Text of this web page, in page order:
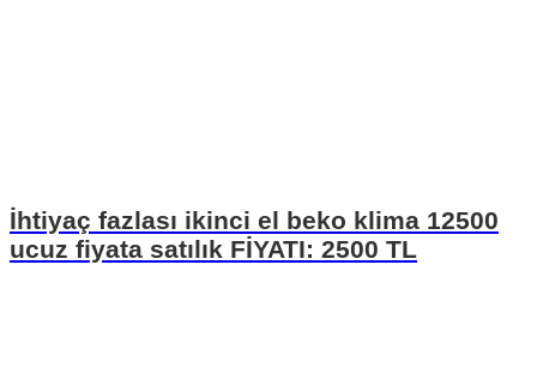
İhtiyaç fazlası ikinci el beko klima 12500
ucuz fiyata satılık FİYATI: 2500 TL